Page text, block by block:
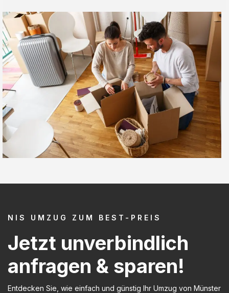
NIS UMZUG ZUM BEST-PREIS
Jetzt unverbindlich
anfragen & sparen!
Entdecken Sie, wie einfach und günstig Ihr Umzug von Münster